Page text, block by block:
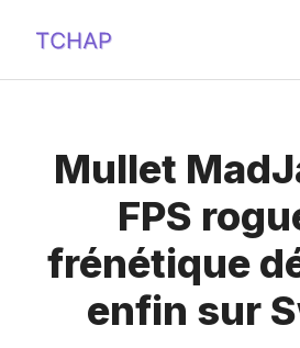
contenu
Mullet
FPS
frénétique
enfin sur